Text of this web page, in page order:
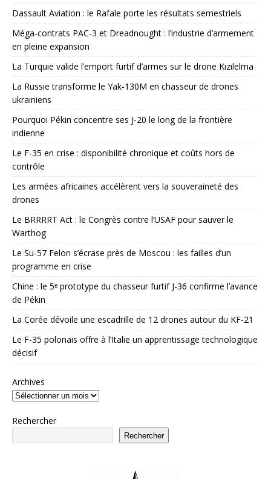
Dassault Aviation : le Rafale porte les résultats semestriels
Méga-contrats PAC-3 et Dreadnought : l’industrie d’armement
en pleine expansion
La Turquie valide l’emport furtif d’armes sur le drone Kızılelma
La Russie transforme le Yak-130M en chasseur de drones
ukrainiens
Pourquoi Pékin concentre ses J-20 le long de la frontière
indienne
Le F-35 en crise : disponibilité chronique et coûts hors de
contrôle
Les armées africaines accélèrent vers la souveraineté des
drones
Le BRRRRT Act : le Congrès contre l’USAF pour sauver le
Warthog
Le Su-57 Felon s’écrase près de Moscou : les failles d’un
programme en crise
Chine : le 5ᵉ prototype du chasseur furtif J-36 confirme l’avance
de Pékin
La Corée dévoile une escadrille de 12 drones autour du KF-21
Le F-35 polonais offre à l’Italie un apprentissage technologique
décisif
Archives
Rechercher
Rechercher